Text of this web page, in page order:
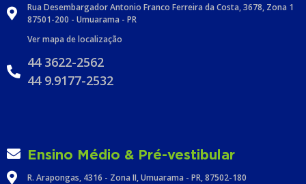
Rua Desembargador Antonio Franco Ferreira da Costa, 3678, Zona 1
87501-200 - Umuarama - PR
Ver mapa de localização
44 3622-2562
44 9.9177-2532
Ensino Médio & Pré-vestibular
R. Arapongas, 4316 - Zona II, Umuarama - PR, 87502-180